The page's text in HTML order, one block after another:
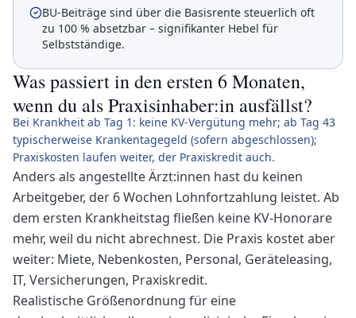
BU-Beiträge sind über die Basisrente steuerlich oft
zu 100 % absetzbar – signifikanter Hebel für
Selbstständige.
Was passiert in den ersten 6 Monaten,
wenn du als Praxisinhaber:in ausfällst?
Bei Krankheit ab Tag 1: keine KV-Vergütung mehr; ab Tag 43
typischerweise Krankentagegeld (sofern abgeschlossen);
Praxiskosten laufen weiter, der Praxiskredit auch.
Anders als angestellte Ärzt:innen hast du keinen
Arbeitgeber, der 6 Wochen Lohnfortzahlung leistet. Ab
dem ersten Krankheitstag fließen keine KV-Honorare
mehr, weil du nicht abrechnest. Die Praxis kostet aber
weiter: Miete, Nebenkosten, Personal, Geräteleasing,
IT, Versicherungen, Praxiskredit.
Realistische Größenordnung für eine